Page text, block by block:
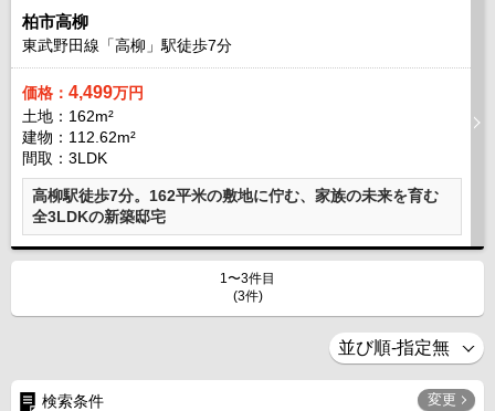
柏市高柳
東武野田線「高柳」駅徒歩7分
価格： 4,499万円
土地：162m²
建物：112.62m²
間取：3LDK
高柳駅徒歩7分。162平米の敷地に佇む、家族の未来を育む
全3LDKの新築邸宅
1〜3件目
(3件)
検索条件 変更